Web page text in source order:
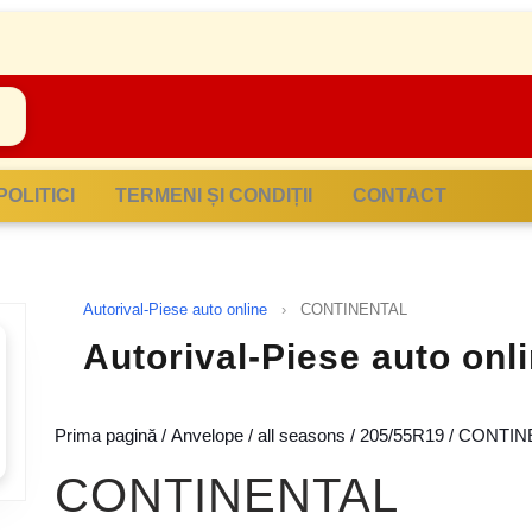
POLITICI TERMENI ȘI CONDIȚII CONTACT
Autorival-Piese auto online › CONTINENTAL
Autorival-Piese auto
Prima pagină / Anvelope / all seasons / 205/55R19 /
CONTINENTAL